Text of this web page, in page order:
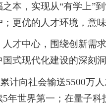
本，实现从“有学上”
更优的人才环境，意
才中心，围绕创新需
现代化建设的深刻洞
计向社会输送5500
年世界第一；在量子